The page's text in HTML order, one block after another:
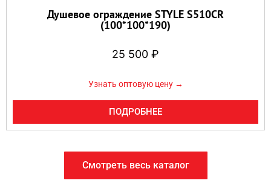
Душевое ограждение STYLE S510CR
(100*100*190)
25 500 ₽
Узнать оптовую цену →
ПОДРОБНЕЕ
Смотреть весь каталог